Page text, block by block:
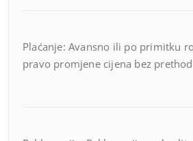
Plaćanje: Avansno ili po primitku
pravo promjene cijena bez